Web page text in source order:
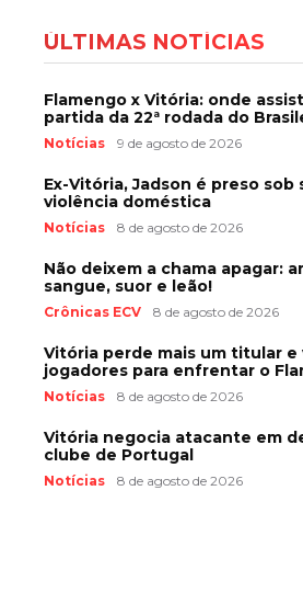
ÚLTIMAS NOTÍCIAS
Flamengo x Vitória: onde
partida da 22ª rodada do
Notícias 9 de agosto de 2026
Ex-Vitória, Jadson é preso sob
violência doméstica
Notícias 8 de agosto de 2026
Não deixem a chama apagar:
sangue, suor e leão!
Crônicas ECV 8 de agosto de 2026
Vitória perde mais um titular e
jogadores para enfrentar o
Notícias 8 de agosto de 2026
Vitória negocia atacante em
clube de Portugal
Notícias 8 de agosto de 2026